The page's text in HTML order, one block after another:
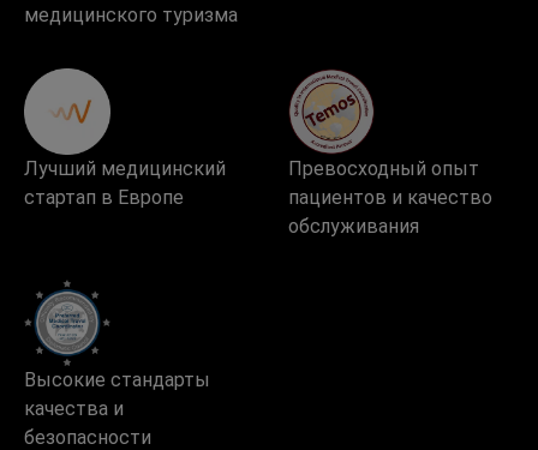
медицинского туризма
Лучший медицинский
стартап в Европе
Превосходный опыт
пациентов и качество
обслуживания
Высокие стандарты
качества и
безопасности